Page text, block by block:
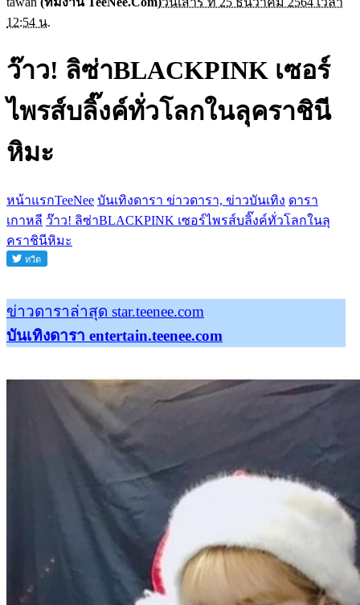
12:54 น.
ว๊าว! ลิซ่าBLACKPINK เซอร์
ไพรส์บลิ๊งค์ทั่วโลกในลุคราชินี
หิมะ
หน้าแรกTeeNee บันเทิงดารา ข่าวดารา, ข่าวบันเทิง ดารา
เกาหลี ว๊าว! ลิซ่าBLACKPINK เซอร์ไพรส์บลิ๊งค์ทั่วโลกในลุ
คราชินีหิมะ
ข่าวดาราล่าสุด star.teenee.com
บันเทิงดารา entertain.teenee.com